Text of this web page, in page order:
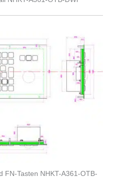
FN-Tasten NHKT-A361-OTB-